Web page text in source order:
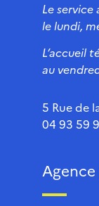
Le
le lundi,
L’accueil
au
5 Rue de
04 93 59